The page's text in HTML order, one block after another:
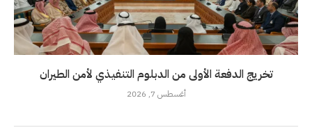
تخريج الدفعة الأولى من الدبلوم التنفيذي لأمن الطيران
أغسطس 7, 2026